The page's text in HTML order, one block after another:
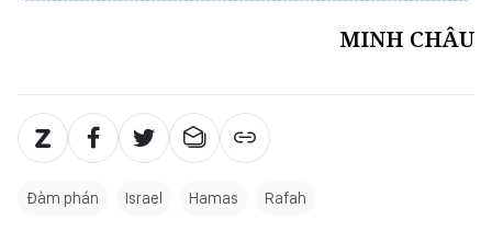
MINH CHÂU
Đàm phán Israel Hamas Rafah